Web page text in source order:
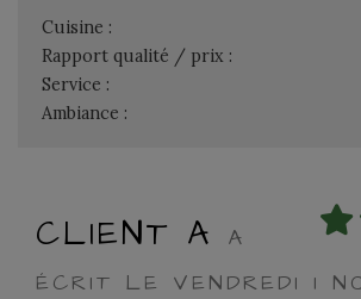
Cuisine :
Rapport qualité / prix :
Service :
Ambiance :
CLIENT A
A
ÉCRIT LE VENDREDI 1